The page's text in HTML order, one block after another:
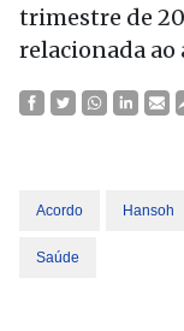
trimestre de
relacionada ao
Acordo Hansoh
Saúde